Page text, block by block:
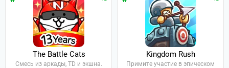
The Battle Cats
Смесь из аркады, TD и экшна.
Kingdom Rush
Примите участие в эпическом